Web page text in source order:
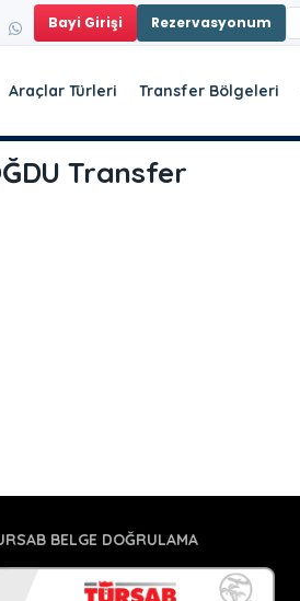
Bayi Girişi Rezervasyonum
Araçlar Türleri Transfer Bölgeleri
Transfer
BELGE DOĞRULAMA